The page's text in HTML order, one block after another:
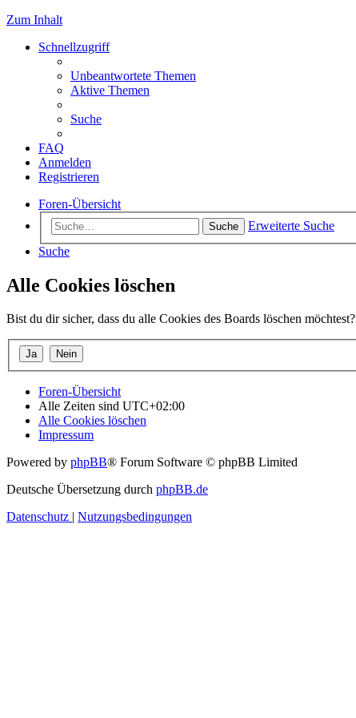
Zum Inhalt
Schnellzugriff
Unbeantwortete Themen
Aktive Themen
Suche
FAQ
Anmelden
Registrieren
Foren-Übersicht
Suche
Erweiterte Suche
Suche
Alle Cookies löschen
Bist du dir sicher, dass du alle Cookies des Boards löschen möchtest?
Foren-Übersicht
Alle Zeiten sind UTC+02:00
Alle Cookies löschen
Impressum
Powered by phpBB® Forum Software © phpBB Limited
Deutsche Übersetzung durch phpBB.de
Datenschutz | Nutzungsbedingungen